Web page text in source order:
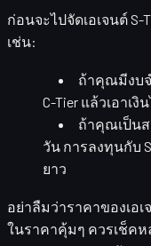
ก่อนจะไปจัดเอเจนต์
เช่น:
ถ้าคุณมีงบจ
C-Tier แล้วเอาเ
ถ้าคุณเป็นส
วัน การลงทุนกับ
ยาว
อย่าลืมว่าราคาของเอ
ในราคาคุ้มๆ ควรเช็ค